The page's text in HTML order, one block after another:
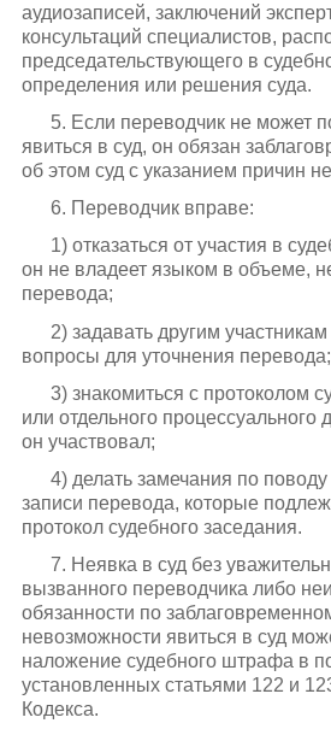
аудиозаписей, заключений
консультаций специалистов,
председательствующего в
определения или решения суда.
5. Если переводчик не может
явиться в суд, он обязан
об этом суд с указанием причин
6. Переводчик вправе:
1) отказаться от участия в
он не владеет языком в объеме,
перевода;
2) задавать другим
вопросы для уточнения перевода;
3) знакомиться с протоколом
или отдельного процессуального
он участвовал;
4) делать замечания по
записи перевода, которые
протокол судебного заседания.
7. Неявка в суд без
вызванного переводчика либо
обязанности по
невозможности явиться в суд
наложение судебного штрафа в
установленных статьями 122 и
Кодекса.